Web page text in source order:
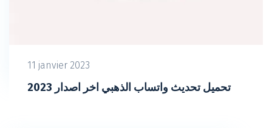
11 janvier 2023
تحميل تحديث واتساب الذهبي اخر اصدار 2023